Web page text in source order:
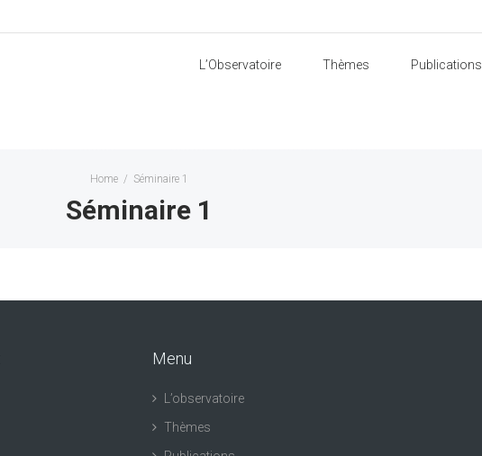
L’Observatoire Thèmes Publications
Home / Séminaire 1
Séminaire 1
Menu
L’observatoire
Thèmes